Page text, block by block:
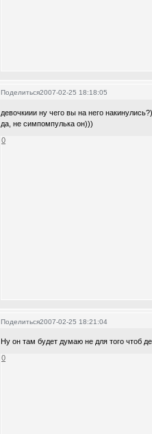
Поделиться2007-02-25 18:18:05
девочкиии ну чего вы на него
да, не симпомпулька он)))
0
Поделиться2007-02-25 18:21:04
Ну он там будет думаю не для того чтоб
0